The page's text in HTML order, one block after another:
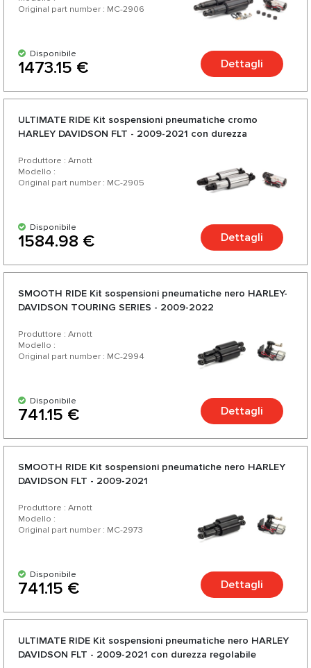
Original part number : MC-2906
Disponibile
1473.15 € Dettagli
ULTIMATE RIDE Kit sospensioni pneumatiche cromo
HARLEY DAVIDSON FLT - 2009-2021 con durezza
Produttore : Arnott
Modello :
Original part number : MC-2905
Disponibile
1584.98 € Dettagli
SMOOTH RIDE Kit sospensioni pneumatiche nero HARLEY-
DAVIDSON TOURING SERIES - 2009-2022
Produttore : Arnott
Modello :
Original part number : MC-2994
Disponibile
741.15 € Dettagli
SMOOTH RIDE Kit sospensioni pneumatiche nero HARLEY
DAVIDSON FLT - 2009-2021
Produttore : Arnott
Modello :
Original part number : MC-2973
Disponibile
741.15 € Dettagli
ULTIMATE RIDE Kit sospensioni pneumatiche nero HARLEY
DAVIDSON FLT - 2009-2021 con durezza regolabile